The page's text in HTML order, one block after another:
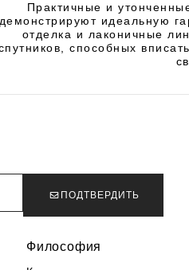
Практичные и
демонстрируют идеальную
отделка и лаконичные
способных
ПОДТВЕРДИТЬ
Философия